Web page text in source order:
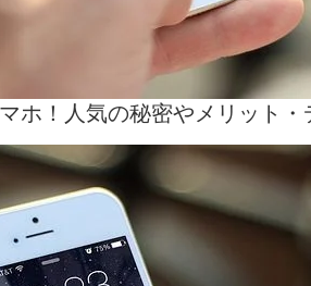
ホ！人気の秘密やメリット・